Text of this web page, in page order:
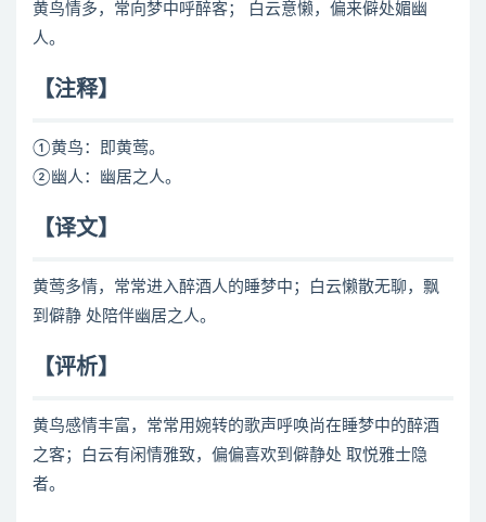
黄鸟情多，常向梦中呼醉客； 白云意懒，偏来僻处媚幽
人。
【注释】
①黄鸟：即黄莺。
②幽人：幽居之人。
【译文】
黄莺多情，常常进入醉酒人的睡梦中；白云懒散无聊，飘
到僻静 处陪伴幽居之人。
【评析】
黄鸟感情丰富，常常用婉转的歌声呼唤尚在睡梦中的醉酒
之客；白云有闲情雅致，偏偏喜欢到僻静处 取悦雅士隐
者。